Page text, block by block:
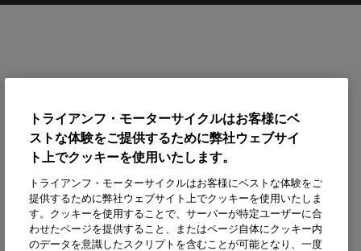
トライアンフ・モーターサイクルはお客様にベ
ストな体験をご提供するために弊社ウェブサイ
ト上でクッキーを使用いたします。
トライアンフ・モーターサイクルはお客様にベストな体験をご
提供するために弊社ウェブサイト上でクッキーを使用いたしま
す。クッキーを使用することで、サーバーが特定ユーザーに合
わせたページを提供すること、またはページ自体にクッキー内
のデータを意識したスクリプトを含むことが可能となり、一度